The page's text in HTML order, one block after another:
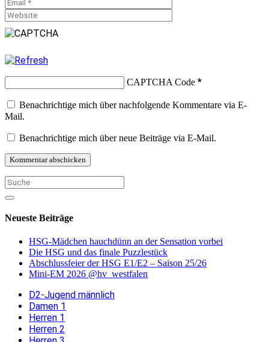
CAPTCHA Code *
Benachrichtige mich über nachfolgende Kommentare via E-
Mail.
Benachrichtige mich über neue Beiträge via E-Mail.
Neueste Beiträge
HSG-Mädchen hauchdünn an der Sensation vorbei
Die HSG und das finale Puzzlestück
Abschlussfeier der HSG E1/E2 – Saison 25/26
Mini-EM 2026 @hv_westfalen
D2-Jugend männlich
Damen 1
Herren 1
Herren 2